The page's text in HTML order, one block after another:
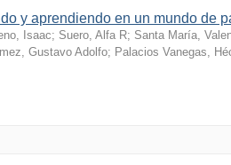
y aprendiendo en un mundo de
Isaac; Suero, Alfa R; Santa María,
Gustavo Adolfo; Palacios Vanegas,